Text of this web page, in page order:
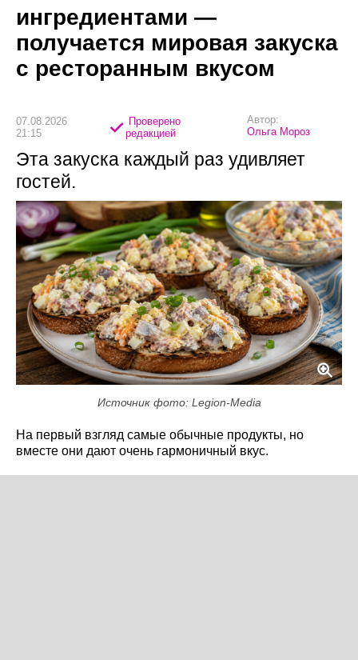
ингредиентами —
получается мировая закуска
с ресторанным вкусом
07.08.2026
21:15
Проверено
редакцией
Автор:
Ольга Мороз
Эта закуска каждый раз удивляет
гостей.
Источник фото: Legion-Media
На первый взгляд самые обычные продукты, но
вместе они дают очень гармоничный вкус.